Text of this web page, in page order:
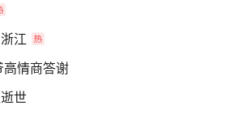
江
情商答谢
世